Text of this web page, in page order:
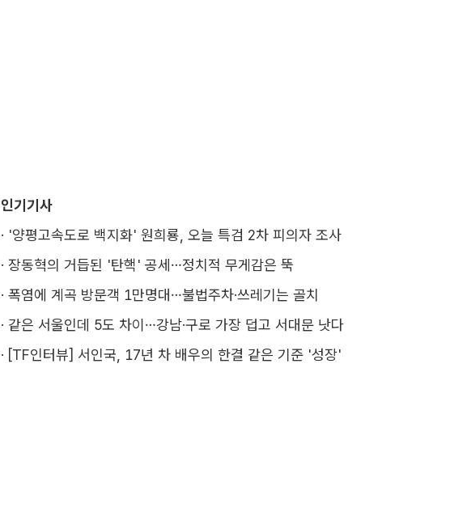
인기기사
· '양평고속도로 백지화' 원희룡, 오늘 특검 2차 피의자 조사
· 장동혁의 거듭된 '탄핵' 공세…정치적 무게감은 뚝
· 폭염에 계곡 방문객 1만명대…불법주차·쓰레기는 골치
· 같은 서울인데 5도 차이…강남·구로 가장 덥고 서대문 낫다
· [TF인터뷰] 서인국, 17년 차 배우의 한결 같은 기준 '성장'